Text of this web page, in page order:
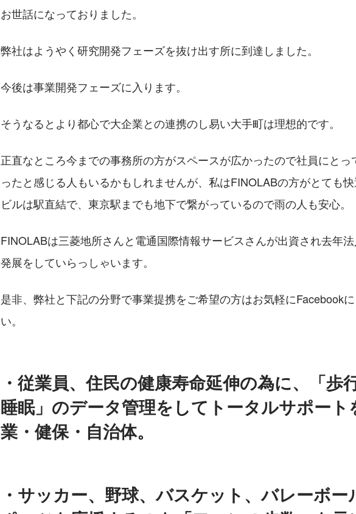
お世話になっておりました。
弊社はようやく研究開発フェーズを抜け出す所に到達しました。
今後は事業開発フェーズに入ります。
そうなるとより都心で大企業との連携のし易い大手町は理想的です。
正直なところ今までの事務所の方がスペースが広かったので社員にとっ
ったと感じる人もいるかもしれませんが、私はFINOLABの方がとても
ビルは駅直結で、東京駅までも地下で繋がっているので雨の人も安心。
FINOLABは三菱地所さんと電通国際情報サービスさんが出資され去年
発展をしていらっしゃいます。
是非、弊社と下記の分野で事業提携をご希望の方はお気軽にFacebook
い。
・従業員、住民の健康寿命延伸の為に、「歩
睡眠」のデータ管理をしてトータルサポート
業・健保・自治体。
・サッカー、野球、バスケット、バレーボー